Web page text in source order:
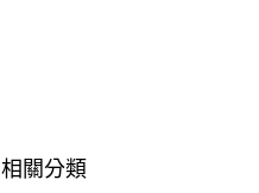
相關分類